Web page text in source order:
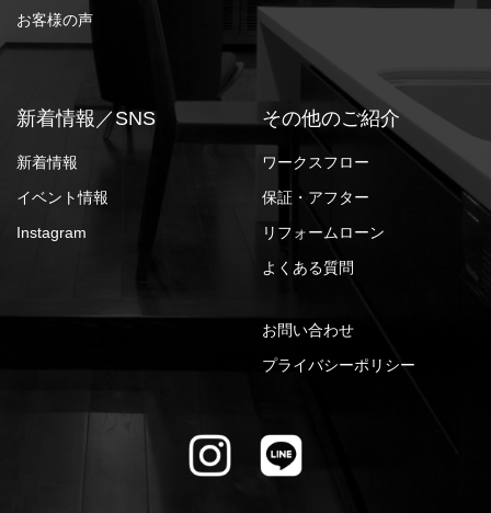
お客様の声
新着情報／SNS
新着情報
イベント情報
Instagram
その他のご紹介
ワークスフロー
保証・アフター
リフォームローン
よくある質問
お問い合わせ
プライバシーポリシー